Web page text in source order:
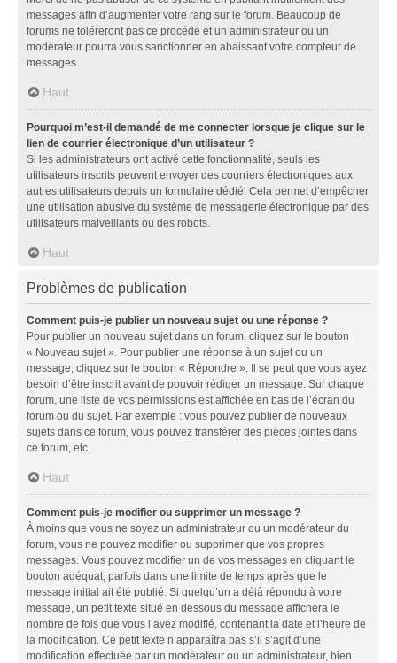
messages afin d’augmenter votre rang sur le forum. Beaucoup de
forums ne toléreront pas ce procédé et un administrateur ou un
modérateur pourra vous sanctionner en abaissant votre compteur de
messages.
Haut
Pourquoi m’est-il demandé de me connecter lorsque je clique sur le
lien de courrier électronique d’un utilisateur ?
Si les administrateurs ont activé cette fonctionnalité, seuls les
utilisateurs inscrits peuvent envoyer des courriers électroniques aux
autres utilisateurs depuis un formulaire dédié. Cela permet d’empêcher
une utilisation abusive du système de messagerie électronique par des
utilisateurs malveillants ou des robots.
Haut
Problèmes de publication
Comment puis-je publier un nouveau sujet ou une réponse ?
Pour publier un nouveau sujet dans un forum, cliquez sur le bouton
« Nouveau sujet ». Pour publier une réponse à un sujet ou un
message, cliquez sur le bouton « Répondre ». Il se peut que vous ayez
besoin d’être inscrit avant de pouvoir rédiger un message. Sur chaque
forum, une liste de vos permissions est affichée en bas de l’écran du
forum ou du sujet. Par exemple : vous pouvez publier de nouveaux
sujets dans ce forum, vous pouvez transférer des pièces jointes dans
ce forum, etc.
Haut
Comment puis-je modifier ou supprimer un message ?
À moins que vous ne soyez un administrateur ou un modérateur du
forum, vous ne pouvez modifier ou supprimer que vos propres
messages. Vous pouvez modifier un de vos messages en cliquant le
bouton adéquat, parfois dans une limite de temps après que le
message initial ait été publié. Si quelqu’un a déjà répondu à votre
message, un petit texte situé en dessous du message affichera le
nombre de fois que vous l’avez modifié, contenant la date et l’heure de
la modification. Ce petit texte n’apparaîtra pas s’il s’agit d’une
modification effectuée par un modérateur ou un administrateur, bien